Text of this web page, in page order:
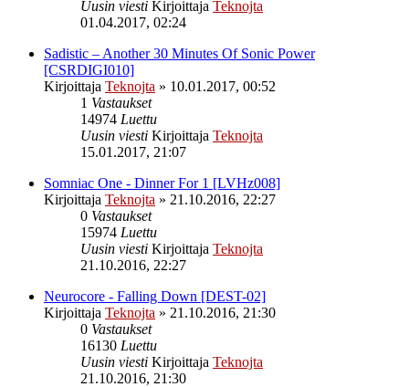
Uusin viesti Kirjoittaja Teknojta
01.04.2017, 02:24
Sadistic – Another 30 Minutes Of Sonic Power
[CSRDIGI010]
Kirjoittaja Teknojta » 10.01.2017, 00:52
1 Vastaukset
14974 Luettu
Uusin viesti Kirjoittaja Teknojta
15.01.2017, 21:07
Somniac One - Dinner For 1 [LVHz008]
Kirjoittaja Teknojta » 21.10.2016, 22:27
0 Vastaukset
15974 Luettu
Uusin viesti Kirjoittaja Teknojta
21.10.2016, 22:27
Neurocore - Falling Down [DEST-02]
Kirjoittaja Teknojta » 21.10.2016, 21:30
0 Vastaukset
16130 Luettu
Uusin viesti Kirjoittaja Teknojta
21.10.2016, 21:30